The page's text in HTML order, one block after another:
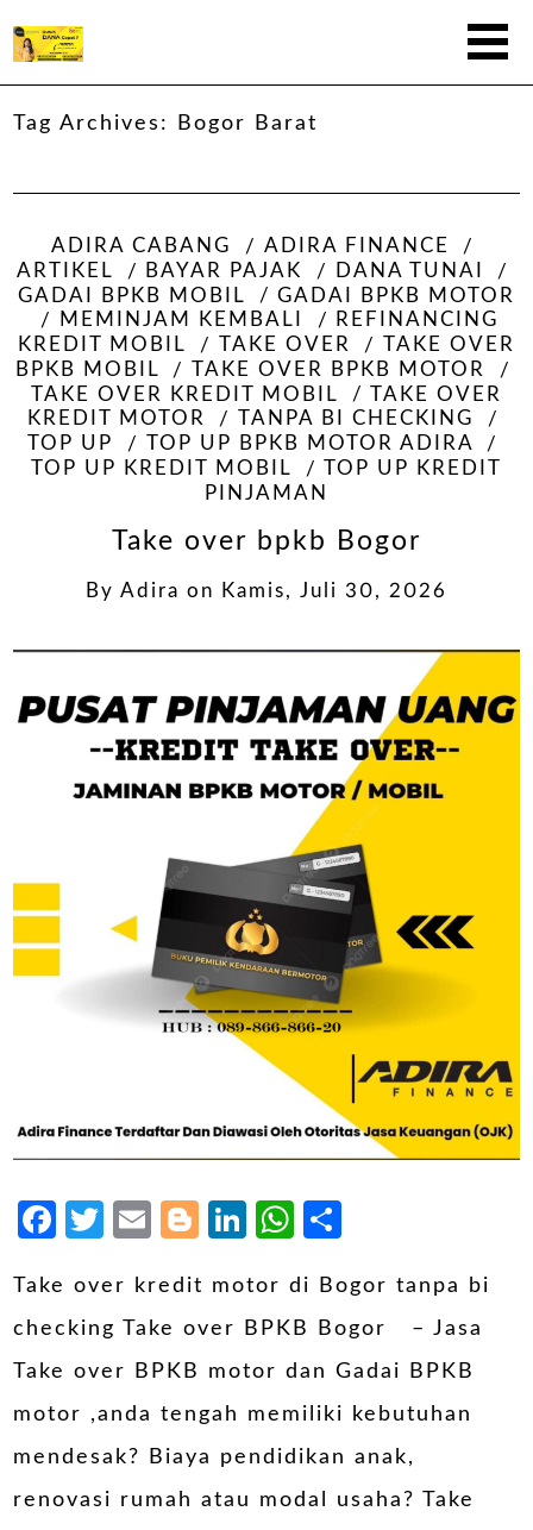
Tag Archives: Bogor Barat
ADIRA CABANG
ADIRA FINANCE
ARTIKEL
BAYAR PAJAK
DANA TUNAI
GADAI BPKB MOBIL
GADAI BPKB MOTOR
MEMINJAM KEMBALI
REFINANCING
KREDIT MOBIL
TAKE OVER
TAKE OVER
BPKB MOBIL
TAKE OVER BPKB MOTOR
TAKE OVER KREDIT MOBIL
TAKE OVER
KREDIT MOTOR
TANPA BI CHECKING
TOP UP
TOP UP BPKB MOTOR ADIRA
TOP UP KREDIT MOBIL
TOP UP KREDIT
PINJAMAN
Take over bpkb Bogor
By Adira on Kamis, Juli 30, 2026
Facebook
Twitter
EmailBlogger
LinkedIn
WhatsApp
Take over kredit motor di Bogor tanpa bi
checking Take over BPKB Bogor – Jasa
Take over BPKB motor dan Gadai BPKB
motor ,anda tengah memiliki kebutuhan
mendesak? Biaya pendidikan anak,
renovasi rumah atau modal usaha? Take